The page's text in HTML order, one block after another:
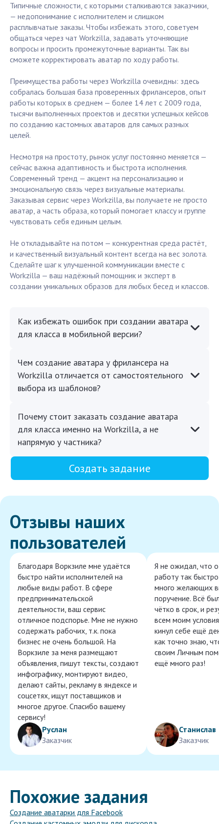
Типичные сложности, с которыми сталкиваются заказчики,
— недопонимание с исполнителем и слишком
расплывчатые заказы. Чтобы избежать этого, советуем
общаться через чат Workzilla, задавать уточняющие
вопросы и просить промежуточные варианты. Так вы
сможете корректировать аватар по ходу работы.
Преимущества работы через Workzilla очевидны: здесь
собралась большая база проверенных фрилансеров, опыт
работы которых в среднем — более 14 лет с 2009 года,
тысячи выполненных проектов и десятки успешных кейсов
по созданию кастомных аватаров для самых разных
целей.
Несмотря на простоту, рынок услуг постоянно меняется —
сейчас важна адаптивность и быстрота исполнения.
Современный тренд — акцент на персонализацию и
эмоциональную связь через визуальные материалы.
Заказывая сервис через Workzilla, вы получаете не просто
аватар, а часть образа, который помогает классу и группе
чувствовать себя единым целым.
Не откладывайте на потом — конкурентная среда растёт,
и качественный визуальный контент всегда на вес золота.
Сделайте шаг к улучшенной коммуникации вместе с
Workzilla — ваш надёжный помощник и эксперт в
создании уникальных образов для любых бесед и классов.
Как избежать ошибок при создании аватара
для класса в мобильной версии?
Чем создание аватара у фрилансера на
Workzilla отличается от самостоятельного
выбора из шаблонов?
Почему стоит заказать создание аватара
для класса именно на Workzilla, а не
напрямую у частника?
Создать задание
Отзывы наших
пользователей
Благодаря Воркзиле мне удаётся
быстро найти исполнителей на
любые виды работ. В сфере
предпринимательской
деятельности, ваш сервис
отличное подспорье. Мне не нужно
содержать рабочих, т.к. пока
бизнес не очень большой. На
Воркзиле за меня размещают
объявления, пишут тексты, создают
инфографику, монтируют видео,
делают сайты, рекламу в яндексе и
соцсетях, ищут поставщиков и
многое другое. Спасибо вашему
сервису!
Руслан
Заказчик
Я не ожидал, что
работу так
много желающих
поручение. Всё
чётко в срок, и
всем моим
кинул себе ещё
как точно знаю,
своим Личным
ещё много раз!
Станислав
Заказчик
Похожие задания
Создание аватарки для Facebook